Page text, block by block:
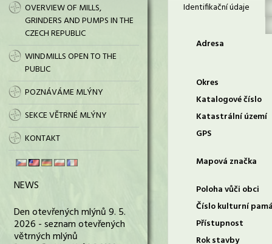
OVERVIEW OF MILLS,
GRINDERS AND PUMPS IN THE
CZECH REPUBLIC
WINDMILLS OPEN TO THE
PUBLIC
POZNÁVÁME MLÝNY
SEKCE VĚTRNÉ MLÝNY
KONTAKT
NEWS
Den otevřených mlýnů 9. 5.
2026 - seznam otevřených
větrných mlýnů
Identifikační údaje
Adresa
Okres
Katalogové číslo
Katastrální území
GPS
Mapová značka
Poloha vůči obci
Číslo kulturní
Přístupnost
Rok stavby